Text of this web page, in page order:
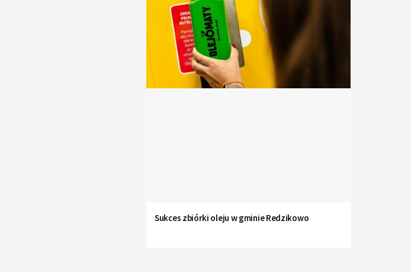
Sukces zbiórki oleju w gminie Redzikowo